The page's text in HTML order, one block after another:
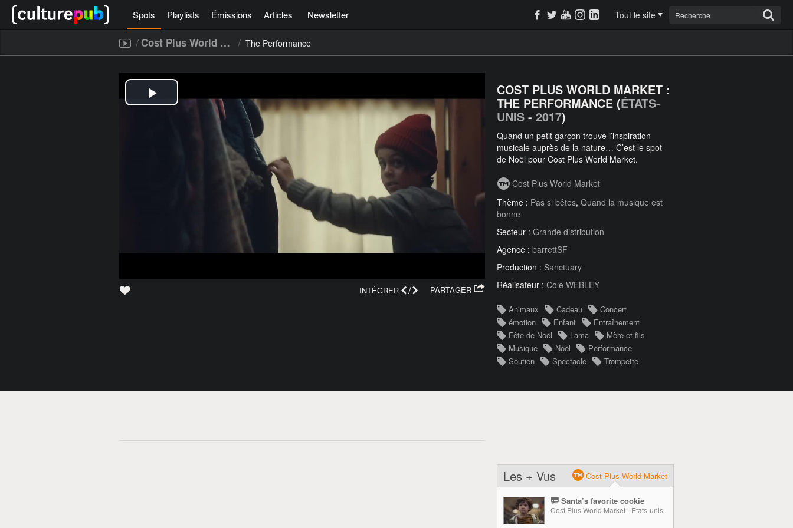
Spots Playlists Émissions Articles Newsletter Tout le site
/ Cost Plus World Market / The Performance
PARTAGER
INTÉGRER /
COST PLUS WORLD MARKET :
THE PERFORMANCE (ÉTATS-
UNIS - 2017)
Quand un petit garçon trouve l’inspiration
musicale auprès de la nature… C’est le spot
de Noël pour Cost Plus World Market.
Cost Plus World Market
Thème : Pas si bêtes, Quand la musique est
bonne
Secteur : Grande distribution
Agence : barrettSF
Production : Sanctuary
Réalisateur : Cole WEBLEY
Animaux Cadeau
Concert
émotion
Enfant
Entraînement
Fête de Noël
Lama
Mère et fils
Musique
Noël
Performance
Soutien
Spectacle Trompette
Les + Vus Cost Plus World Market
Santa’s favorite cookie
Cost Plus World Market - États-unis